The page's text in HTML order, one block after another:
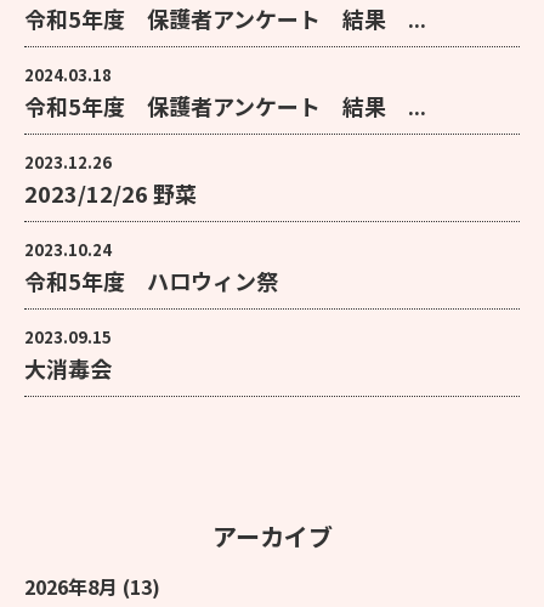
令和5年度 保護者アンケート 結果 ...
2024.03.18
令和5年度 保護者アンケート 結果 ...
2023.12.26
2023/12/26 野菜
2023.10.24
令和5年度 ハロウィン祭
2023.09.15
大消毒会
アーカイブ
2026年8月 (13)